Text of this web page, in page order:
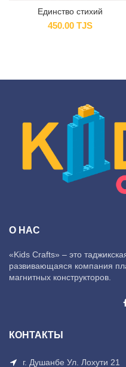
Единство стихий
450.00 TJS
О НАС
«Kids Crafts» – это
развивающаяся компания
магнитных конструкторов.
КОНТАКТЫ
г. Душанбе Ул. Лохути 21